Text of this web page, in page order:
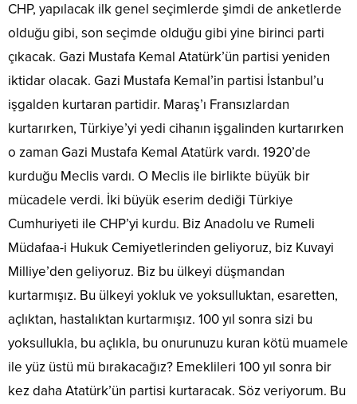
CHP, yapılacak ilk genel seçimlerde şimdi de anketlerde
olduğu gibi, son seçimde olduğu gibi yine birinci parti
çıkacak. Gazi Mustafa Kemal Atatürk’ün partisi yeniden
iktidar olacak. Gazi Mustafa Kemal’in partisi İstanbul’u
işgalden kurtaran partidir. Maraş’ı Fransızlardan
kurtarırken, Türkiye’yi yedi cihanın işgalinden kurtarırken
o zaman Gazi Mustafa Kemal Atatürk vardı. 1920’de
kurduğu Meclis vardı. O Meclis ile birlikte büyük bir
mücadele verdi. İki büyük eserim dediği Türkiye
Cumhuriyeti ile CHP’yi kurdu. Biz Anadolu ve Rumeli
Müdafaa-i Hukuk Cemiyetlerinden geliyoruz, biz Kuvayi
Milliye’den geliyoruz. Biz bu ülkeyi düşmandan
kurtarmışız. Bu ülkeyi yokluk ve yoksulluktan, esaretten,
açlıktan, hastalıktan kurtarmışız. 100 yıl sonra sizi bu
yoksullukla, bu açlıkla, bu onurunuzu kuran kötü muamele
ile yüz üstü mü bırakacağız? Emeklileri 100 yıl sonra bir
kez daha Atatürk’ün partisi kurtaracak. Söz veriyorum. Bu